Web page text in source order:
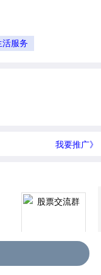
活服务
我要推广》
股票交流群